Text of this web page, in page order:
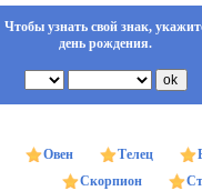
Чтобы узнать свой знак,
день рождения.
Овен Телец
Скорпион